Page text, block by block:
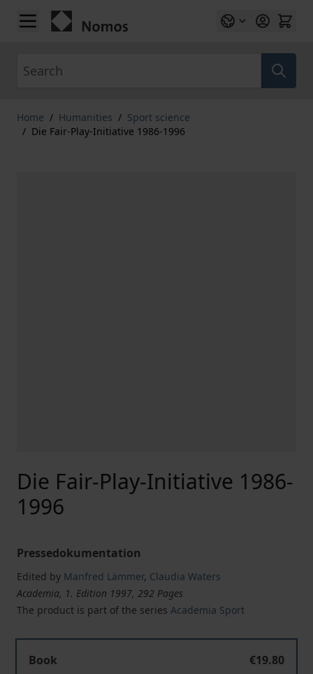
Skip to Content
Home / Humanities / Sport science
/ Die Fair-Play-Initiative 1986-1996
Die Fair-Play-Initiative 1986-
1996
Pressedokumentation
Edited by Manfred Lämmer, Claudia Waters
Academia, 1. Edition 1997, 292 Pages
The product is part of the series Academia Sport
Book
€19.80